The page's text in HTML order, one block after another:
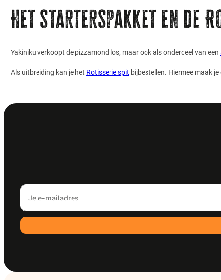
Het starterspakket en de
Yakiniku verkoopt de pizzamond los, maar ook als onderdeel van een
Als uitbreiding kan je het Rotisserie spit bijbestellen. Hiermee maak